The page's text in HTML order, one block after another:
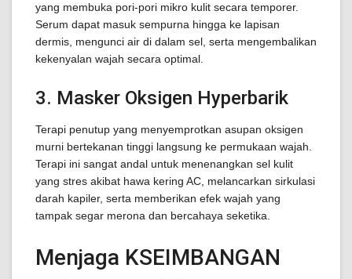
yang membuka pori-pori mikro kulit secara temporer.
Serum dapat masuk sempurna hingga ke lapisan
dermis, mengunci air di dalam sel, serta mengembalikan
kekenyalan wajah secara optimal.
3. Masker Oksigen Hyperbarik
Terapi penutup yang menyemprotkan asupan oksigen
murni bertekanan tinggi langsung ke permukaan wajah.
Terapi ini sangat andal untuk menenangkan sel kulit
yang stres akibat hawa kering AC, melancarkan sirkulasi
darah kapiler, serta memberikan efek wajah yang
tampak segar merona dan bercahaya seketika.
Menjaga KSEIMBANGAN